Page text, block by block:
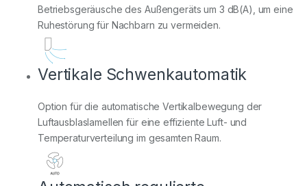
Betriebsgeräusche des Außengeräts um 3 dB(A), um eine
Ruhestörung für Nachbarn zu vermeiden.
Vertikale Schwenkautomatik
Option für die automatische Vertikalbewegung der
Luftausblaslamellen für eine effiziente Luft- und
Temperaturverteilung im gesamten Raum.